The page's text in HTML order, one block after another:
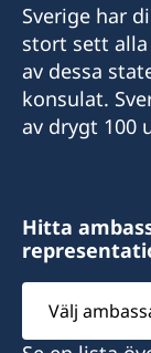
Bangkok):
+66 (0)2 263
Consulate of
KPG
Chantabuly
Vientiane
Sverige har
stort sett
av dessa
konsulat.
av drygt 100
Hitta
Välj
ambassad